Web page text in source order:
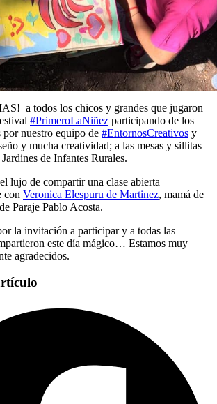
a todos los chicos y grandes que jugaron
#PrimeroLaNiñez participando de los
por nuestro equipo de #EntornosCreativos y
y mucha creatividad; a las mesas y sillitas
de Infantes Rurales.
lujo de compartir una clase abierta
con Veronica Elespuru de Martinez, mamá de
Paraje Pablo Acosta.
la invitación a participar y a todas las
este día mágico… Estamos muy
agradecidos.